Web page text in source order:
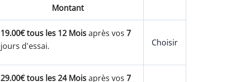
Montant
19.00€ tous les 12 Moisaprès vos 7
jours d'essai.
Choisir
29.00€ tous les 24 Moisaprès vos 7